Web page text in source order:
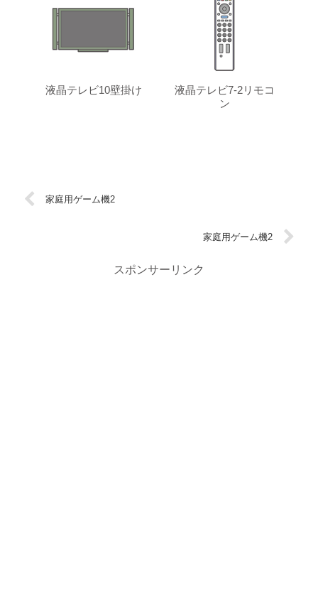
液晶テレビ10壁掛け
液晶テレビ7-2リモコ
ン
家庭用ゲーム機2
家庭用ゲーム機2
スポンサーリンク